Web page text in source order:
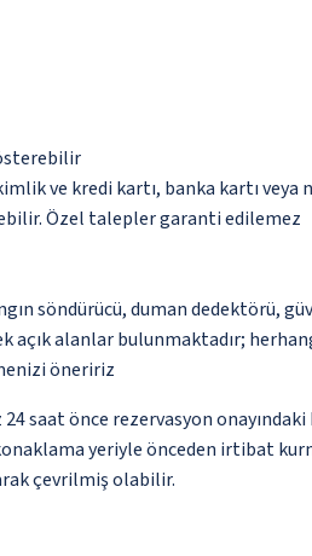
ve kredi kartı, banka kartı
Özel talepler garanti edilemez
söndürücü, duman dedektörü,
alanlar bulunmaktadır;
öneririz
saat önce rezervasyon
yeriyle önceden irtibat
çevrilmiş olabilir.